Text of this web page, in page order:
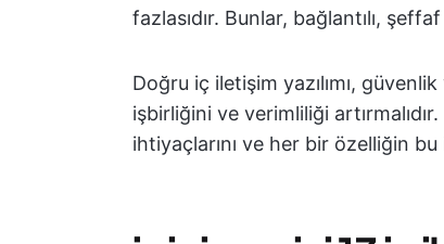
fazlasıdır. Bunlar, bağlantılı,
Doğru iç iletişim yazılımı,
işbirliğini ve verimliliği
ihtiyaçlarını ve her bir özelliğin